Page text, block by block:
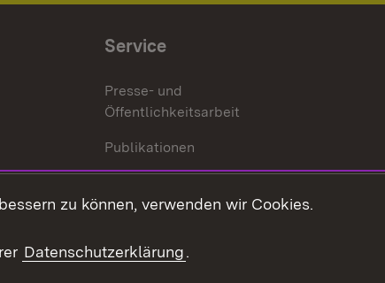
Service
Presse- und
Öffentlichkeitsarbeit
Publikationen
Mediathek
Ausschreibungen
zu können, verwenden wir Cookies.
Datenschutzerklärung.